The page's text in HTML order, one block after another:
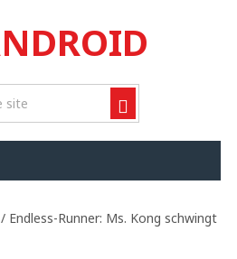
/ Endless-Runner: Ms. Kong schwingt